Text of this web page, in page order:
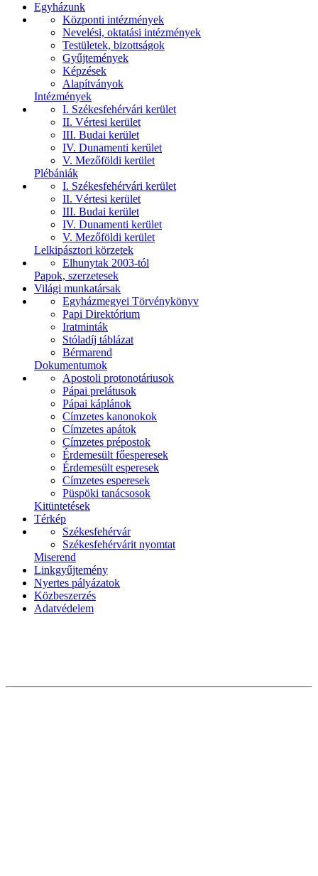
Egyházunk
Központi intézmények
Nevelési, oktatási intézmények
Testületek, bizottságok
Gyűjtemények
Képzések
Alapítványok
Intézmények
I. Székesfehérvári kerület
II. Vértesi kerület
III. Budai kerület
IV. Dunamenti kerület
V. Mezőföldi kerület
Plébániák
I. Székesfehérvári kerület
II. Vértesi kerület
III. Budai kerület
IV. Dunamenti kerület
V. Mezőföldi kerület
Lelkipásztori körzetek
Elhunytak 2003-tól
Papok, szerzetesek
Világi munkatársak
Egyházmegyei Törvénykönyv
Papi Direktórium
Iratminták
Stóladíj táblázat
Bérmarend
Dokumentumok
Apostoli protonotáriusok
Pápai prelátusok
Pápai káplánok
Címzetes kanonokok
Címzetes apátok
Címzetes prépostok
Érdemesült főesperesek
Érdemesült esperesek
Címzetes esperesek
Püspöki tanácsosok
Kitüntetések
Térkép
Székesfehérvár
Székesfehérvárit nyomtat
Miserend
Linkgyűjtemény
Nyertes pályázatok
Közbeszerzés
Adatvédelem